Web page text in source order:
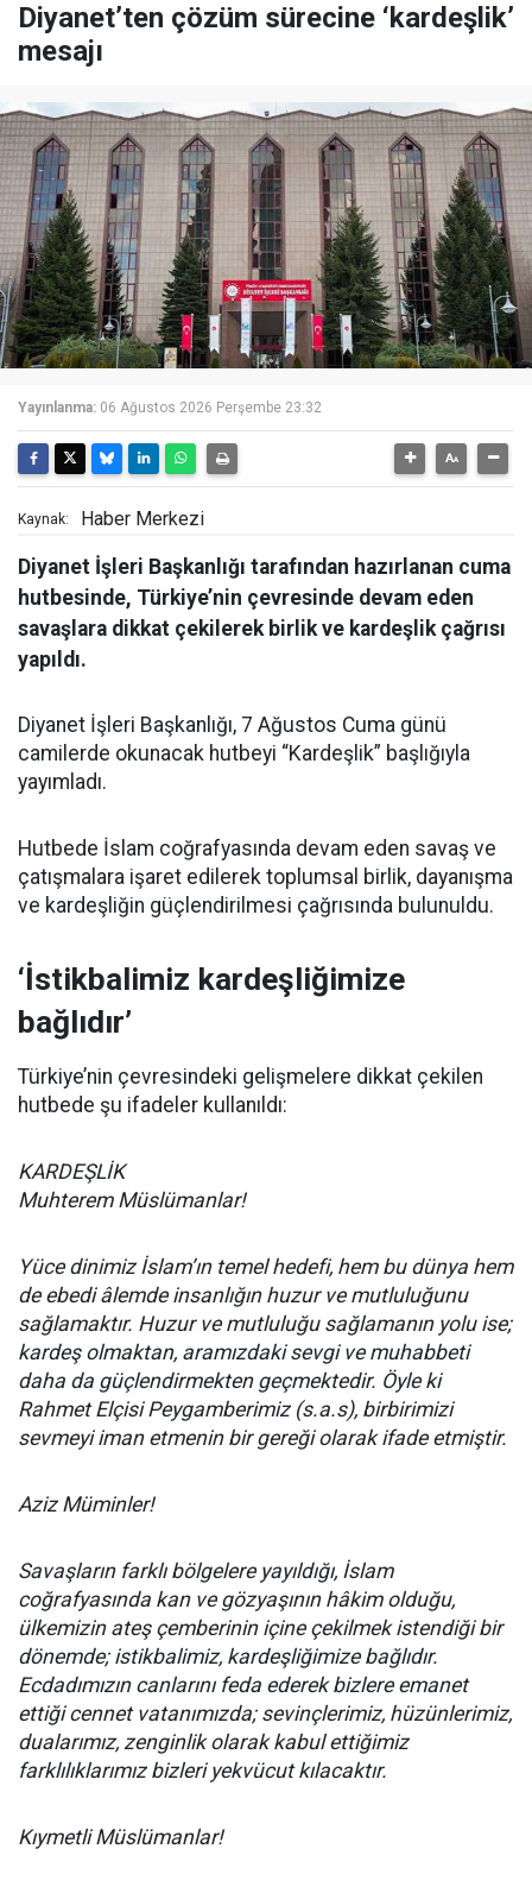
Diyanet’ten çözüm sürecine ‘kardeşlik’
mesajı
Yayınlanma: 06 Ağustos 2026 Perşembe 23:32
Kaynak: Haber Merkezi
Diyanet İşleri Başkanlığı tarafından hazırlanan cuma
hutbesinde, Türkiye’nin çevresinde devam eden
savaşlara dikkat çekilerek birlik ve kardeşlik çağrısı
yapıldı.
Diyanet İşleri Başkanlığı, 7 Ağustos Cuma günü
camilerde okunacak hutbeyi “Kardeşlik” başlığıyla
yayımladı.
Hutbede İslam coğrafyasında devam eden savaş ve
çatışmalara işaret edilerek toplumsal birlik, dayanışma
ve kardeşliğin güçlendirilmesi çağrısında bulunuldu.
‘İstikbalimiz kardeşliğimize
bağlıdır’
Türkiye’nin çevresindeki gelişmelere dikkat çekilen
hutbede şu ifadeler kullanıldı:
KARDEŞLİK
Muhterem Müslümanlar!
Yüce dinimiz İslam’ın temel hedefi, hem bu dünya hem
de ebedi âlemde insanlığın huzur ve mutluluğunu
sağlamaktır. Huzur ve mutluluğu sağlamanın yolu ise;
kardeş olmaktan, aramızdaki sevgi ve muhabbeti
daha da güçlendirmekten geçmektedir. Öyle ki
Rahmet Elçisi Peygamberimiz (s.a.s), birbirimizi
sevmeyi iman etmenin bir gereği olarak ifade etmiştir.
Aziz Müminler!
Savaşların farklı bölgelere yayıldığı, İslam
coğrafyasında kan ve gözyaşının hâkim olduğu,
ülkemizin ateş çemberinin içine çekilmek istendiği bir
dönemde; istikbalimiz, kardeşliğimize bağlıdır.
Ecdadımızın canlarını feda ederek bizlere emanet
ettiği cennet vatanımızda; sevinçlerimiz, hüzünlerimiz,
dualarımız, zenginlik olarak kabul ettiğimiz
farklılıklarımız bizleri yekvücut kılacaktır.
Kıymetli Müslümanlar!